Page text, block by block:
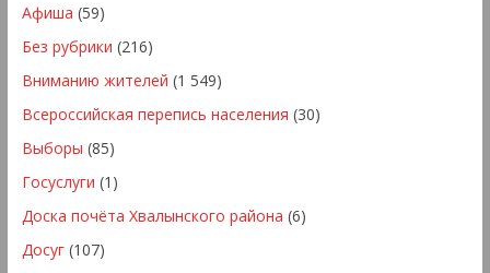
Афиша (59)
Без рубрики (216)
Вниманию жителей (1 549)
Всероссийская перепись населения (30)
Выборы (85)
Госуслуги (1)
Доска почёта Хвалынского района (6)
Досуг(107)